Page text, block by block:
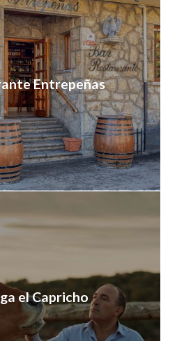
Entrepeñas
el Capricho